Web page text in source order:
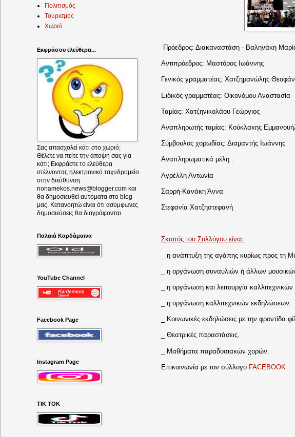
Πρόεδρος: Διακαναστάση - Βαληνάκη
Αντιπρόεδρος: Μαστόρος Ιωάννης
Γενικός γραμματέας: Χατζημανώλης
Ειδικός γραμματέας: Οικονόμου Αναστασία
Ταμίας: Χατζηνικολάου Γεώργιος
Αναπληρωτής ταμίας: Κούκλακης
Σύμβουλος χορωδίας: Διαμαντής Ιωάννης
Αναπληρωματικά μέλη :
Αγρέλλη Αντωνία
Σαρρή-Κανάκη Άννα
Στεφανία Χατζηστεφανή
Σκοπός του Συλλόγου είναι:
_ η ανάπτυξη της αγάπης κυρίως προς τη
_ η οργάνωση συναυλιών ή άλλων
_ η οργάνωση και λειτουργία
_ η οργάνωση καλλιτεχνικών εκδηλώσεων.
_ Κοινωνικές εκδηλώσεις με την φροντίδα
_ Θεατρικές παραστάσεις.
_ Μαθήματα παραδοσιακών χορών.
Επικοινωνία με τον σύλλογο FACEBOOK
Πολιτισμός
Τουρισμός
Χωριό
Εκφράσου ελεύθερα...
Σας απασχολεί κάτι στο χωριό;
Θέλετε να πείτε την άποψη σας για
κάτι; Εκφράστε το ελεύθερα
στέλνοντας ηλεκτρονικό ταχυδρομείο
στην διεύθυνση
nonamekos.news@blogger.com και
θα δημοσιευθεί αυτόματα στο blog
μας. Κατανοητώ είναι ότι ασύμφωνες
δημοσιεύσεις θα διαγράφονται.
Παλαιά Καρδάμαινα
YouTube Channel
Facebook Page
Instagram Page
ΤΙΚ ΤΟΚ